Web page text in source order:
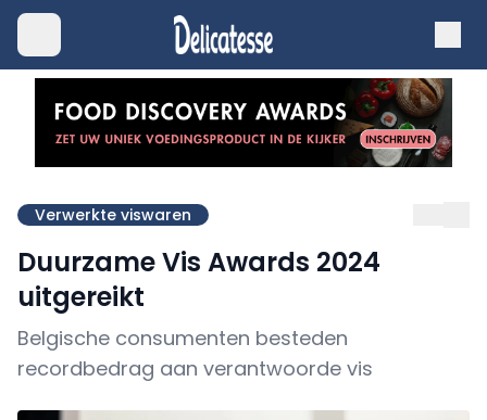
Verwerkte viswaren
Duurzame Vis Awards 2024
uitgereikt
Belgische consumenten besteden
recordbedrag aan verantwoorde vis